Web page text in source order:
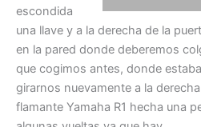
escondida
una llave y a la derecha de la
en la pared donde deberemos
que cogimos antes, donde
girarnos nuevamente a la
flamante Yamaha R1 hecha una